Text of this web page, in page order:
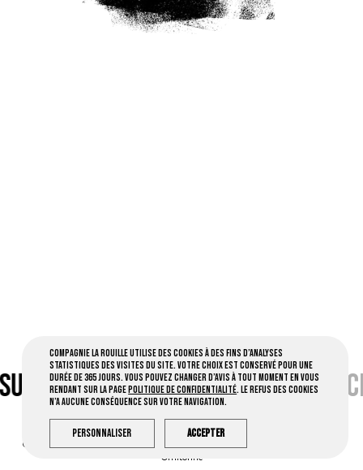
FB •CLIC•CONTACT PAR MAIL •
Compagnie la Rouille © 2026 Tous droits réservés -
Ornitorinc
Compagnie la Rouille utilise des cookies à des fins d’analyses
statistiques des visites du site. Votre choix est conservé pour une
durée de 365 jours. Vous pouvez changer d’avis à tout moment en vous
rendant sur la page Politique de confidentialité. Le refus des cookies
n’a aucune conséquence sur votre navigation.
Personnaliser Accepter